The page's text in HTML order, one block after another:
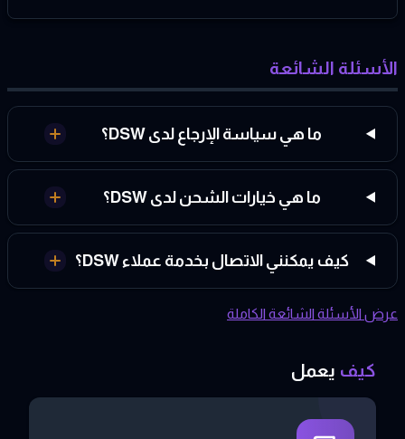
الأسئلة الشائعة
ما هي سياسة الإرجاع لدى DSW؟
ما هي خيارات الشحن لدى DSW؟
كيف يمكنني الاتصال بخدمة عملاء DSW؟
عرض الأسئلة الشائعة الكاملة
كيف يعمل